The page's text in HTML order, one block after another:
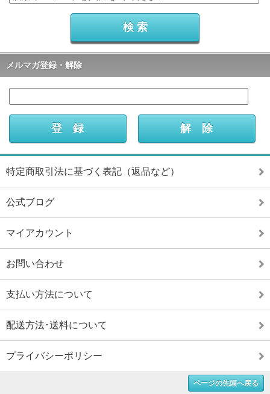
メルマガ登録・解除
特定商取引法に基づく表記（返品など）
公式ブログ
マイアカウント
お問い合わせ
支払い方法について
配送方法･送料について
プライバシーポリシー
ページの先頭へ戻る